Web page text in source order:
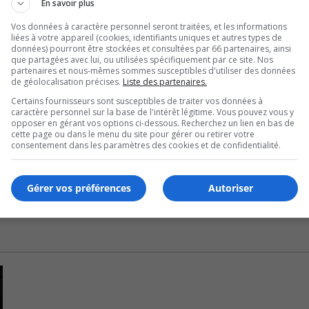
Saint-Laurent (RSL), les Services de police de
cocaïne, plus de 9 kg de cannabis, plus de 6000
de type pharmaceutique.
une carabine, 6 armes de type “air soft”, une presse à
et le total des saisies s’élève à plus de 135 000$.
En savoir plus
Vos données à caractère personnel seront traitées, et les informations
liées à votre appareil (cookies, identifiants uniques et autres types de
données) pourront être stockées et consultées par 66 partenaires, ainsi
que partagées avec lui, ou utilisées spécifiquement par ce site. Nos
partenaires et nous-mêmes sommes susceptibles d'utiliser des données
de géolocalisation précises. Liste des partenaires.
Certains fournisseurs sont susceptibles de traiter vos données à
caractère personnel sur la base de l'intérêt légitime. Vous pouvez vous y
opposer en gérant vos options ci-dessous. Recherchez un lien en bas de
cette page ou dans le menu du site pour gérer ou retirer votre
consentement dans les paramètres des cookies et de confidentialité.
Autoriser
Gérer vos préférences